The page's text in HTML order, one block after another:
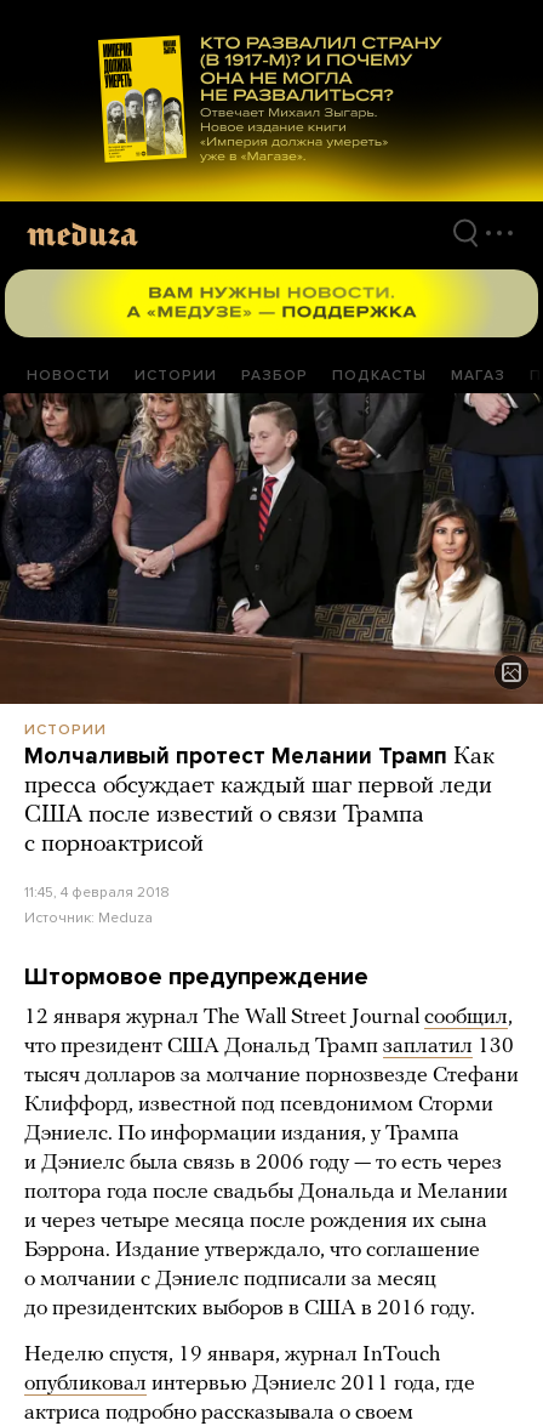
материалам
НОВОСТИ ИСТОРИИ РАЗБОР ПОДКАСТЫ МАГАЗ
ИСТОРИИ
Молчаливый протест Мелании Трамп Как
пресса обсуждает каждый шаг первой леди
США после известий о связи Трампа
с порноактрисой
11:45, 4 февраля 2018
Источник: Meduza
Штормовое предупреждение
12 января журнал The Wall Street Journal сообщил,
что президент США Дональд Трамп заплатил 130
тысяч долларов за молчание порнозвезде Стефани
Клиффорд, известной под псевдонимом Сторми
Дэниелс. По информации издания, у Трампа
и Дэниелс была связь в 2006 году — то есть через
полтора года после свадьбы Дональда и Мелании
и через четыре месяца после рождения их сына
Бэррона. Издание утверждало, что соглашение
о молчании с Дэниелс подписали за месяц
до президентских выборов в США в 2016 году.
Неделю спустя, 19 января, журнал InTouch
опубликовал интервью Дэниелс 2011 года, где
актриса подробно рассказывала о своем